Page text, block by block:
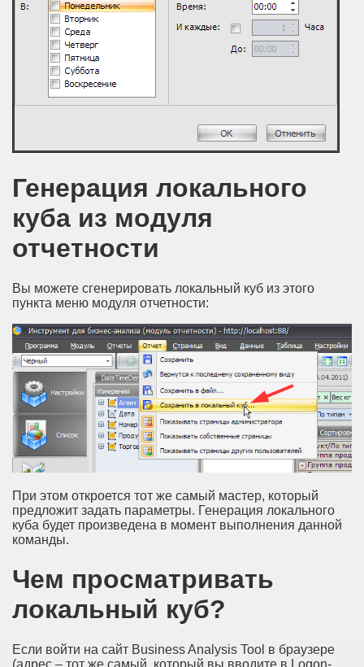
Генерация локального
куба из модуля
отчетности
Вы можете сгенерировать локальный куб из этого
пункта меню модуля отчетности:
При этом откроется тот же самый мастер, который
предложит задать параметры. Генерация локального
куба будет произведена в момент выполнения данной
команды.
Чем просматривать
локальный куб?
Если войти на сайт Business Analysis Tool в браузере
(адрес – тот же самый, который вы вводите в Logon-